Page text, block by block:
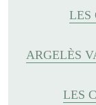
LES
ARGELÈS
LES